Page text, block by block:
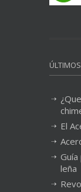
El
leña